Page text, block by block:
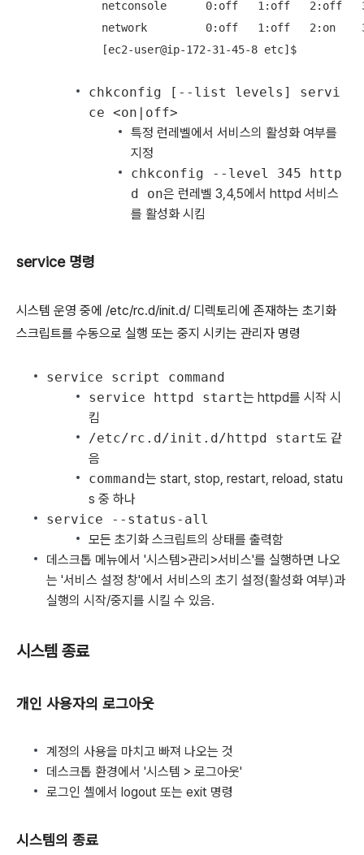
netconsole      0:off   1:off   2:off
network         0:off   1:off   2:on
  [ec2-user@ip-172-31-45-8 etc]$
chkconfig [--list levels] servi
ce <on|off>
특정 런레벨에서 서비스의 활성화 여부를
지정
chkconfig --level 345 http
d on은 런레벨 3,4,5에서 httpd 서비스
를 활성화 시킴
service 명령
시스템 운영 중에 /etc/rc.d/init.d/ 디렉토리에 존재하는 초기화
스크립트를 수동으로 실행 또는 중지 시키는 관리자 명령
service script command
service httpd start는 httpd를 시작 시
킴
/etc/rc.d/init.d/httpd start도 같
음
command는 start, stop, restart, reload, statu
s 중 하나
service --status-all
모든 초기화 스크립트의 상태를 출력함
데스크톱 메뉴에서 '시스템>관리>서비스'를 실행하면 나오
는 '서비스 설정 창'에서 서비스의 초기 설정(활성화 여부)과
실행의 시작/중지를 시킬 수 있음.
시스템 종료
개인 사용자의 로그아웃
계정의 사용을 마치고 빠져 나오는 것
데스크톱 환경에서 '시스템 > 로그아웃'
로그인 셸에서 logout 또는 exit 명령
시스템의 종료